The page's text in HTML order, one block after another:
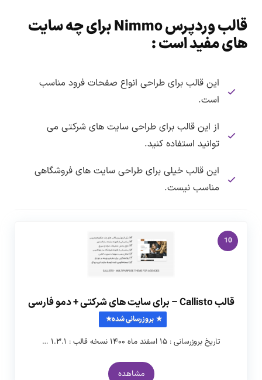
قالب وردپرس Nimmo برای چه سایت
های مفید است :
این قالب برای طراحی انواع صفحات فرود مناسب
است.
از این قالب برای طراحی سایت های شرکتی می
توانید استفاده کنید.
این قالب خیلی برای طراحی سایت های فروشگاهی
مناسب نیست.
10
قالب Callisto – برای سایت های شرکتی + دمو فارسی
بروزرسانی شده
تاریخ بروزرسانی : ۱۵ اسفند ماه ۱۴۰۰ نسخه قالب : ۱.۳.۱ …
مشاهده